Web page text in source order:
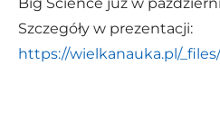
Szczegóły w prezentacji:
https://wielkanauka.pl/